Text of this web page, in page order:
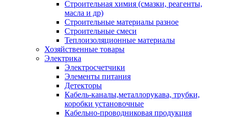
Строительная химия (смазки, реагенты,
масла и др)
Строительные материалы разное
Строительные смеси
Теплоизоляционные материалы
Хозяйственные товары
Электрика
Электросчетчики
Элементы питания
Детекторы
Кабель-каналы,металлорукава, трубки,
коробки установочные
Кабельно-проводниковая продукция